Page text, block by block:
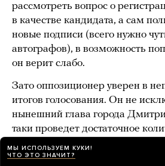
рассмотреть вопрос о
в качестве кандидата, а сам
новые подписи (всего нужно
автографов), в возможность
он верит слабо.
Зато оппозиционер уверен в
итогов голосования. Он не
нынешний глава города
таки проведет достаточное
ему депутатов и снова окажется
«Бера (то есть Бердников —
МЫ ИСПОЛЬЗУЕМ КУКИ!
ЧТО ЭТО ЗНАЧИТ?